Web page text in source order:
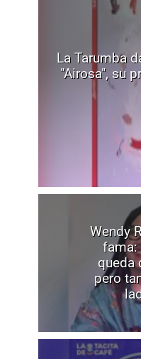
La Tarumba
"Airosa", su
Wendy
fama:
queda
pero